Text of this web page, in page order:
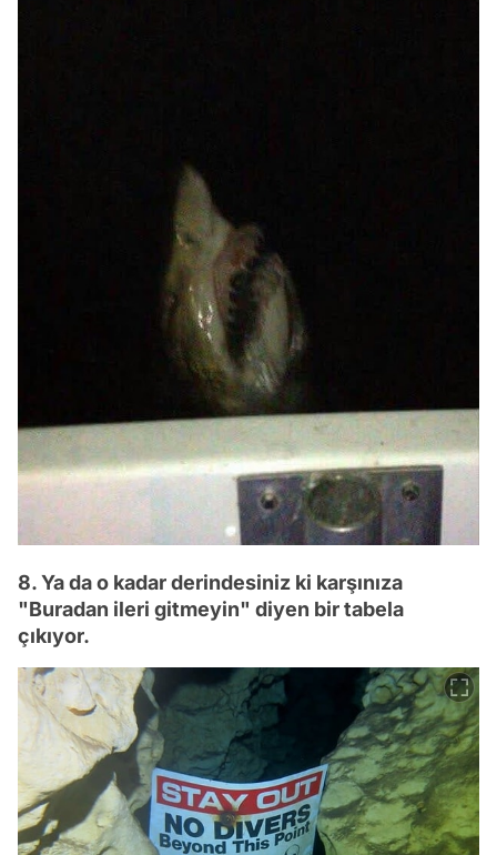
8. Ya da o kadar derindesiniz ki karşınıza
"Buradan ileri gitmeyin" diyen bir tabela
çıkıyor.